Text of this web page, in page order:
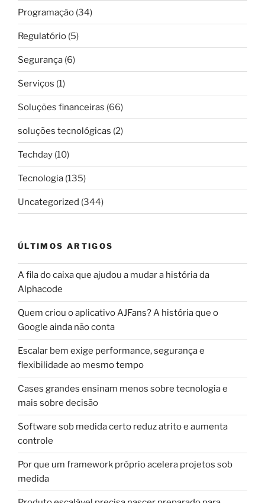
Programação (34)
Regulatório (5)
Segurança (6)
Serviços (1)
Soluções financeiras (66)
soluções tecnológicas (2)
Techday (10)
Tecnologia (135)
Uncategorized (344)
ÚLTIMOS ARTIGOS
A fila do caixa que ajudou a mudar a história da
Alphacode
Quem criou o aplicativo AJFans? A história que o
Google ainda não conta
Escalar bem exige performance, segurança e
flexibilidade ao mesmo tempo
Cases grandes ensinam menos sobre tecnologia e
mais sobre decisão
Software sob medida certo reduz atrito e aumenta
controle
Por que um framework próprio acelera projetos sob
medida